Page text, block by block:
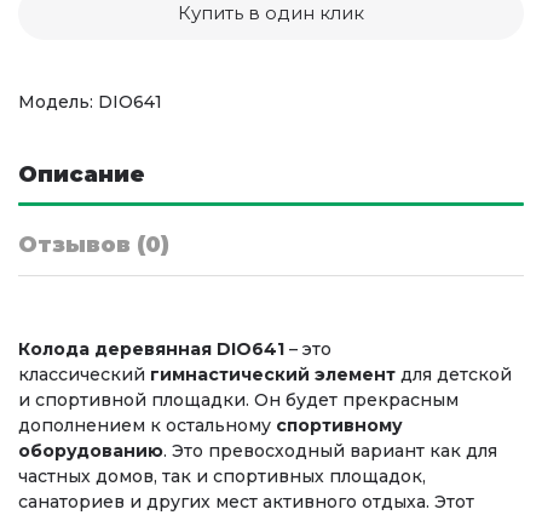
Купить в один клик
Модель: DIO641
Описание
Отзывов (0)
Колода деревянная DIO641 – это
классический гимнастический элемент для детской
и спортивной площадки. Он будет прекрасным
дополнением к остальному спортивному
оборудованию. Это превосходный вариант как для
частных домов, так и спортивных площадок,
санаториев и других мест активного отдыха. Этот